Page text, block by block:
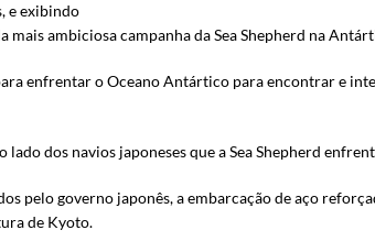
e exibindo
mais ambiciosa campanha da Sea Shepherd na
enfrentar o Oceano Antártico para encontrar e
dos navios japoneses que a Sea Shepherd
pelo governo japonês, a embarcação de aço
de Kyoto.